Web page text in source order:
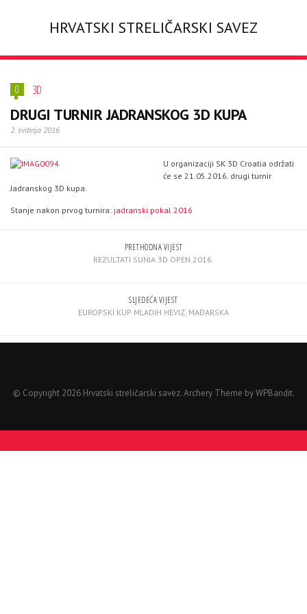
HRVATSKI STRELIČARSKI SAVEZ
0 3D
DRUGI TURNIR JADRANSKOG 3D KUPA
2. svibnja 2016
U organizaciji SK 3D Croatia održati
će se 21.05.2016. drugi turnir
Jadranskog 3D kupa.
Stanje nakon prvog turnira: jadranski pokal 2016
PRETHODNA VIJEST
REZULTATI SUNJA 3D OPEN 2016.
SLJEDEĆA VIJEST
EUROPSKI KUP MLADIH HEVIZ, MAĐARSKA
© Copyright 2026 Hrvatski streličarski savez.Archery Theme byWPBandit.